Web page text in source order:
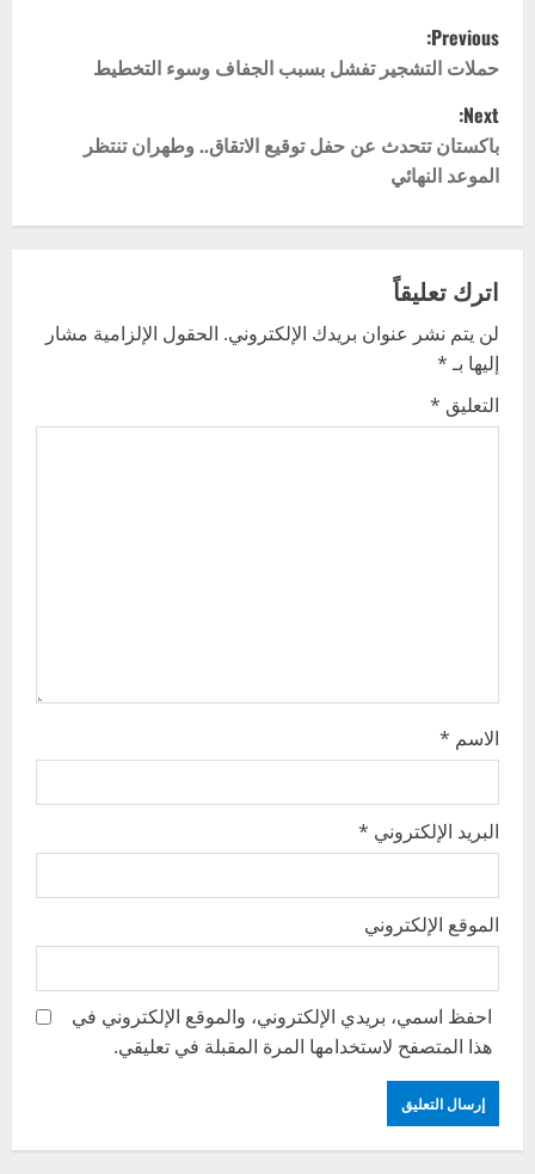
P
o
s
t
n
a
v
i
g
Previous:
حملات التشجير تفشل بسبب الجفاف وسوء التخطيط
Next:
باكستان تتحدث عن حفل توقيع الاتقاق.. وطهران تنتظر
الموعد النهائي
اترك تعليقاً
لن يتم نشر عنوان بريدك الإلكتروني. الحقول الإلزامية مشار
إليها بـ*
التعليق *
الاسم *
البريد الإلكتروني *
الموقع الإلكتروني
احفظ اسمي، بريدي الإلكتروني، والموقع الإلكتروني في
هذا المتصفح لاستخدامها المرة المقبلة في تعليقي.